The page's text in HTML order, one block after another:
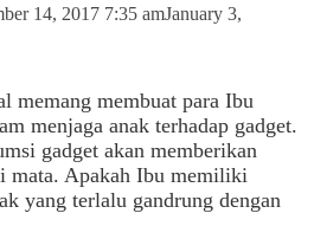
14, 2017 7:35 amJanuary 3,
memang membuat para Ibu
menjaga anak terhadap gadget.
gadget akan memberikan
mata. Apakah Ibu memiliki
yang terlalu gandrung dengan